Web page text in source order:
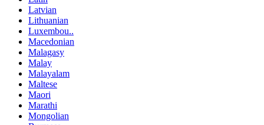
Latvian
Lithuanian
Luxembou..
Macedonian
Malagasy
Malay
Malayalam
Maltese
Maori
Marathi
Mongolian